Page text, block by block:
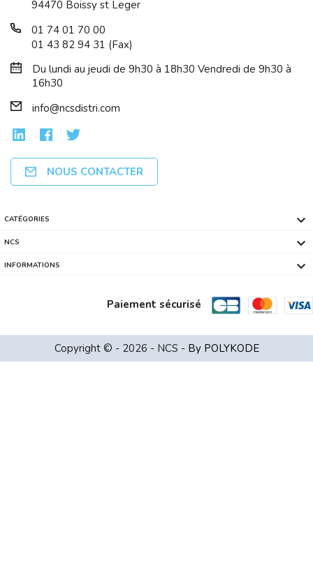
SIEGE MARS GAMING MGCX ONE NOIR ET BL...
94470 Boissy st Leger
01 74 01 70 00
01 43 82 94 31 (Fax)
Du lundi au jeudi de 9h30 à 18h30 Vendredi de 9h30 à
16h30
info@ncsdistri.com
NOUS CONTACTER
CATÉGORIES 
NCS 
INFORMATIONS 
Paiement sécurisé
Copyright © - 2026 - NCS - By POLYKODE